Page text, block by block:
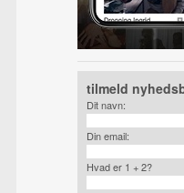
tilmeld
Dit navn:
Din email:
Hvad er 1 + 2?